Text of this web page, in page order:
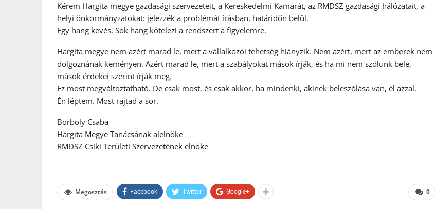
Kérem Hargita megye gazdasági szervezeteit, a Kereskedelmi Kamarát, az RMDSZ gazdasági hálózatait, a
helyi önkormányzatokat: jelezzék a problémát írásban, határidőn belül.
Egy hang kevés. Sok hang kötelezi a rendszert a figyelemre.
Hargita megye nem azért marad le, mert a vállalkozói tehetség hiányzik. Nem azért, mert az emberek nem
dolgoznának keményen. Azért marad le, mert a szabályokat mások írják, és ha mi nem szólunk bele,
mások érdekei szerint írják meg.
Ez most megváltoztatható. De csak most, és csak akkor, ha mindenki, akinek beleszólása van, él azzal.
Én léptem. Most rajtad a sor.
Borboly Csaba
Hargita Megye Tanácsának alelnöke
RMDSZ Csíki Területi Szervezetének elnöke
0
Megosztás Facebook Twitter Google+